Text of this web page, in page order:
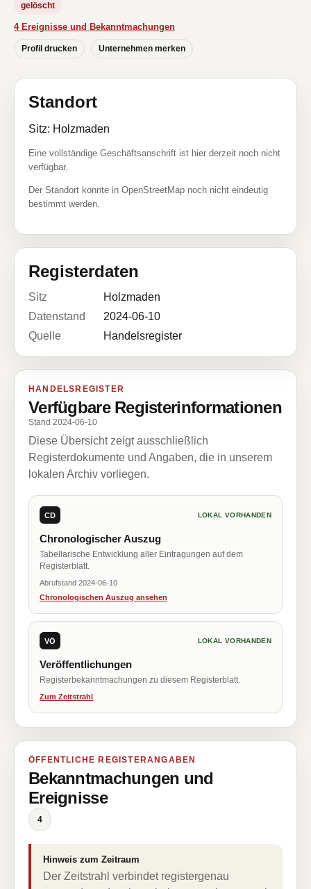
gelöscht
4 Ereignisse und Bekanntmachungen
Profil drucken Unternehmen merken
Standort
Sitz: Holzmaden
Eine vollständige Geschäftsanschrift ist hier derzeit noch nicht
verfügbar.
Der Standort konnte in OpenStreetMap noch nicht eindeutig
bestimmt werden.
Registerdaten
Sitz
Holzmaden
Datenstand
2024-06-10
Quelle
Handelsregister
HANDELSREGISTER
Verfügbare Registerinformationen
Stand 2024-06-10
Diese Übersicht zeigt ausschließlich
Registerdokumente und Angaben, die in unserem
lokalen Archiv vorliegen.
CD LOKAL VORHANDEN
Chronologischer Auszug
Tabellarische Entwicklung aller Eintragungen auf dem
Registerblatt.
Abrufstand 2024-06-10
Chronologischen Auszug ansehen
VÖ LOKAL VORHANDEN
Veröffentlichungen
Registerbekanntmachungen zu diesem Registerblatt.
Zum Zeitstrahl
ÖFFENTLICHE REGISTERANGABEN
Bekanntmachungen und
Ereignisse
4
Hinweis zum Zeitraum
Der Zeitstrahl verbindet registergenau